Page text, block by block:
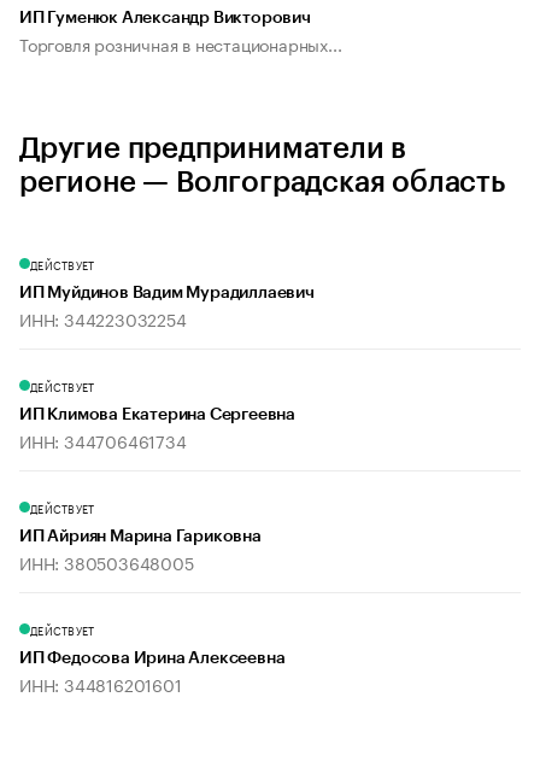
ИП Гуменюк Александр Викторович
Торговля розничная в нестационарных...
Другие предприниматели в
регионе — Волгоградская область
ДЕЙСТВУЕТ
ИП Муйдинов Вадим Мурадиллаевич
ИНН: 344223032254
ДЕЙСТВУЕТ
ИП Климова Екатерина Сергеевна
ИНН: 344706461734
ДЕЙСТВУЕТ
ИП Айриян Марина Гариковна
ИНН: 380503648005
ДЕЙСТВУЕТ
ИП Федосова Ирина Алексеевна
ИНН: 344816201601